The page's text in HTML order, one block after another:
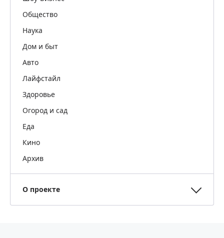
Общество
Наука
Дом и быт
Авто
Лайфстайл
Здоровье
Огород и сад
Еда
Кино
Архив
О проекте